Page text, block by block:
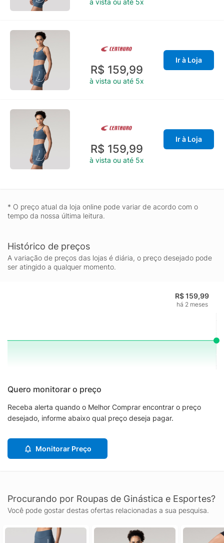
R$ 159,99
à vista ou até 5x
Ir à Loja
R$ 159,99
à vista ou até 5x
Ir à Loja
* O preço atual da loja online pode variar de acordo com o
tempo da nossa última leitura.
Histórico de preços
A variação de preços das lojas é diária, o preço desejado pode
ser atingido a qualquer momento.
R$ 159,99
há 2 meses
Quero monitorar o preço
Receba alerta quando o Melhor Comprar encontrar o preço
desejado, informe abaixo qual preço deseja pagar.
Monitorar Preço
Procurando por Roupas de Ginástica e Esportes?
Você pode gostar destas ofertas relacionadas a sua pesquisa.